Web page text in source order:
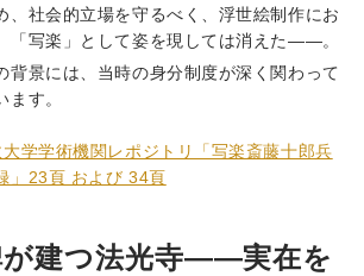
、社会的立場を守るべく、浮世絵制作にお
「写楽」として姿を現しては消えた――。
背景には、当時の身分制度が深く関わって
ます。
大学学術機関レポジトリ「写楽斎藤十郎兵
」23頁 および 34頁
が建つ法光寺――実在を